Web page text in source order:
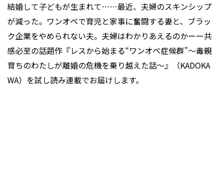
結婚して子どもが生まれて……最近、夫婦のスキンシップ
が減った。ワンオペで育児と家事に奮闘する妻と、ブラッ
ク企業をやめられない夫。夫婦はわかりあえるのかーー共
感必至の話題作『レスから始まる“ワンオペ症候群”～毒親
育ちのわたしが離婚の危機を乗り越えた話～』（KADOKA
WA）を試し読み連載でお届けします。